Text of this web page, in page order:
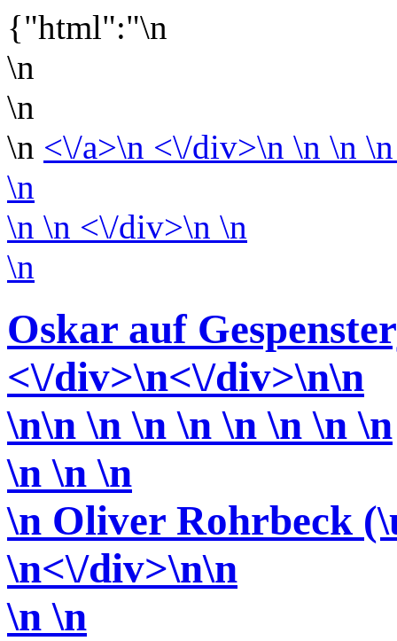
{"html":"\n
\n
\n
\n <\/a>\n <\/div>\n \n \n
\n
\n \n <\/div>\n \n
\n
Oskar auf
<\/div>\n<\/div>\n\n
\n\n \n \n \n \n \n \n \n
\n \n\n
\n Oliver Rohrbeck
\n<\/div>\n\n
\n \n